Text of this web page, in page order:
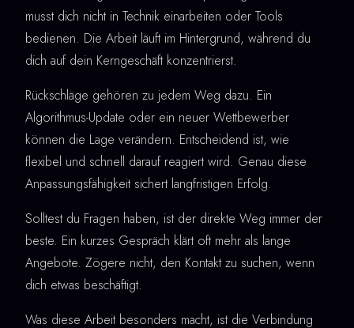
musst dich nicht in Technik einarbeiten oder Tools
bedienen. Die Arbeit läuft im Hintergrund, während du
dich auf dein Kerngeschäft konzentrierst.
Rückschläge gehören zu jedem Weg dazu. Ein
Algorithmus-Update oder ein neuer Wettbewerber
können die Lage verändern. Entscheidend ist, wie
flexibel und schnell darauf reagiert wird. Genau diese
Anpassungsfähigkeit sichert langfristigen Erfolg.
Solltest du Fragen haben, ist der direkte Weg immer der
beste. Ein kurzes Gespräch klärt oft mehr als lange
Angebote. Zögere nicht, den Kontakt zu suchen, wenn
dich etwas beschäftigt.
Was diese Arbeit besonders macht, ist die Verbindung